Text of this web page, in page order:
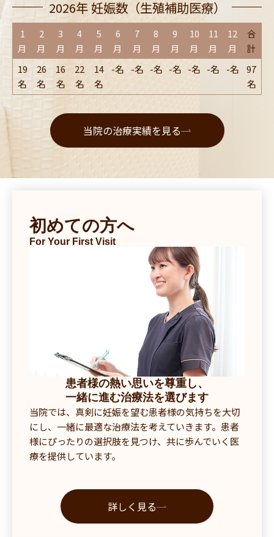
2026年 妊娠数（生殖補助医療）
1
月
19
名
2
月
26
名
3
月
16
名
4
月
22
名
5
月
14
名
6
月
-名
7
月
-名
8
月
-名
9
月
-名
10
月
-名
11
月
-名
12
月
-名
合
計
97
名
当院の治療実績を見る
初めての方へ
For Your First Visit
患者様の熱い思いを尊重し、
一緒に進む治療法を選びます
当院では、真剣に妊娠を望む患者様の気持ちを大切
にし、一緒に最適な治療法を考えていきます。患者
様にぴったりの選択肢を見つけ、共に歩んでいく医
療を提供しています。
詳しく見る